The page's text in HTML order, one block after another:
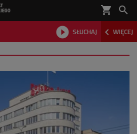
shopping_cart 
 SŁUCHAJ  WIĘCEJ
